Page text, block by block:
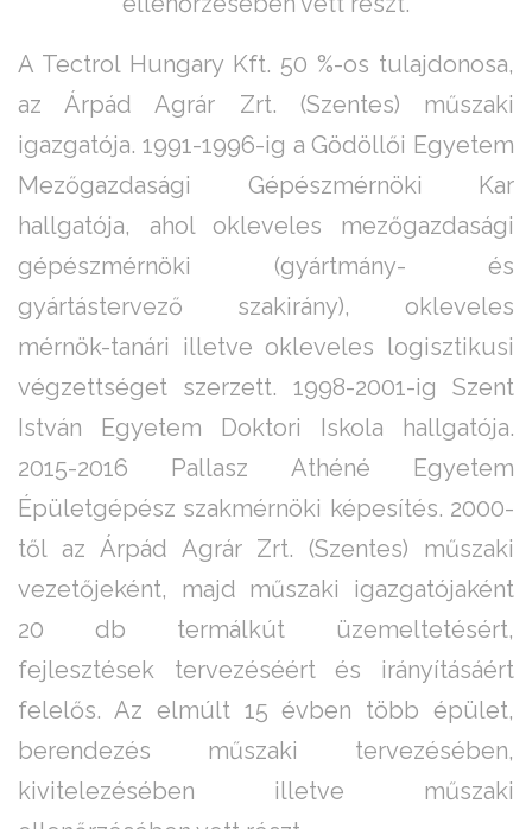
A Tectrol Hungary Kft. 50 %-os tulajdonosa,
az Árpád Agrár Zrt. (Szentes) műszaki
igazgatója. 1991-1996-ig a Gödöllői Egyetem
Mezőgazdasági Gépészmérnöki Kar
hallgatója, ahol okleveles mezőgazdasági
gépészmérnöki (gyártmány- és
gyártástervező szakirány), okleveles
mérnök-tanári illetve okleveles logisztikusi
végzettséget szerzett. 1998-2001-ig Szent
István Egyetem Doktori Iskola hallgatója.
2015-2016 Pallasz Athéné Egyetem
Épületgépész szakmérnöki képesítés. 2000-
től az Árpád Agrár Zrt. (Szentes) műszaki
vezetőjeként, majd műszaki igazgatójaként
20 db termálkút üzemeltetésért,
fejlesztések tervezéséért és irányításáért
felelős. Az elmúlt 15 évben több épület,
berendezés műszaki tervezésében,
kivitelezésében illetve műszaki